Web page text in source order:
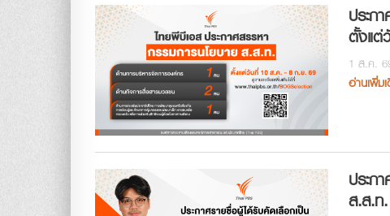
ประก
ตั้งแต่
1 ส.ค.
อ่านเพิ่ม
ประก
ส.ส.ท